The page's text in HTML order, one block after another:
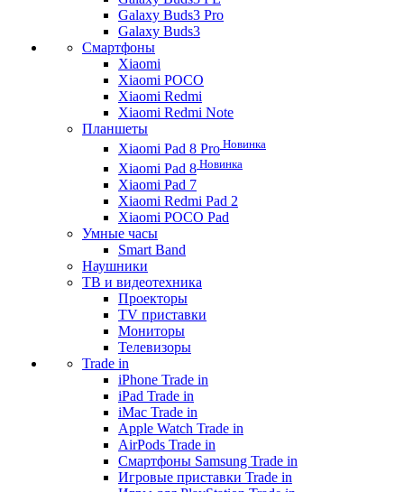
Galaxy Buds3 Pro
Galaxy Buds3
Смартфоны
Xiaomi
Xiaomi POCO
Xiaomi Redmi
Xiaomi Redmi Note
Планшеты
Xiaomi Pad 8 Pro Новинка
Xiaomi Pad 8 Новинка
Xiaomi Pad 7
Xiaomi Redmi Pad 2
Xiaomi POCO Pad
Умные часы
Smart Band
Наушники
ТВ и видеотехника
Проекторы
TV приставки
Мониторы
Телевизоры
Trade in
iPhone Trade in
iPad Trade in
iMac Trade in
Apple Watch Trade in
AirPods Trade in
Смартфоны Samsung Trade in
Игровые приставки Trade in